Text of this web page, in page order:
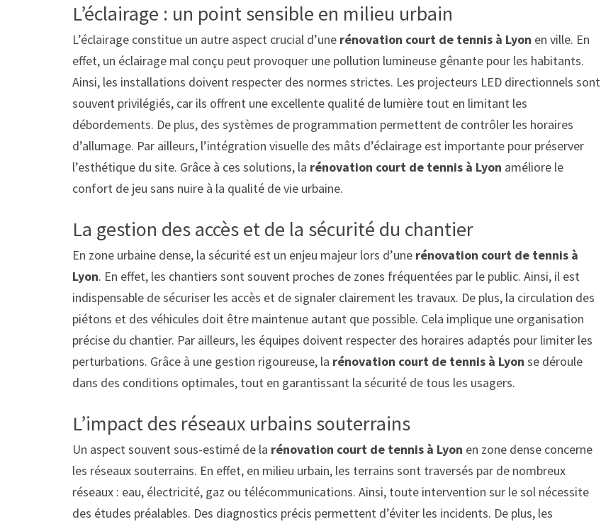
L’éclairage : un point sensible en milieu urbain
L’éclairage constitue un autre aspect crucial d’une rénovation court de tennis à Lyon en ville. En
effet, un éclairage mal conçu peut provoquer une pollution lumineuse gênante pour les habitants.
Ainsi, les installations doivent respecter des normes strictes. Les projecteurs LED directionnels sont
souvent privilégiés, car ils offrent une excellente qualité de lumière tout en limitant les
débordements. De plus, des systèmes de programmation permettent de contrôler les horaires
d’allumage. Par ailleurs, l’intégration visuelle des mâts d’éclairage est importante pour préserver
l’esthétique du site. Grâce à ces solutions, la rénovation court de tennis à Lyon améliore le
confort de jeu sans nuire à la qualité de vie urbaine.
La gestion des accès et de la sécurité du chantier
En zone urbaine dense, la sécurité est un enjeu majeur lors d’une rénovation court de tennis à
Lyon. En effet, les chantiers sont souvent proches de zones fréquentées par le public. Ainsi, il est
indispensable de sécuriser les accès et de signaler clairement les travaux. De plus, la circulation des
piétons et des véhicules doit être maintenue autant que possible. Cela implique une organisation
précise du chantier. Par ailleurs, les équipes doivent respecter des horaires adaptés pour limiter les
perturbations. Grâce à une gestion rigoureuse, la rénovation court de tennis à Lyon se déroule
dans des conditions optimales, tout en garantissant la sécurité de tous les usagers.
L’impact des réseaux urbains souterrains
Un aspect souvent sous-estimé de la rénovation court de tennis à Lyon en zone dense concerne
les réseaux souterrains. En effet, en milieu urbain, les terrains sont traversés par de nombreux
réseaux : eau, électricité, gaz ou télécommunications. Ainsi, toute intervention sur le sol nécessite
des études préalables. Des diagnostics précis permettent d’éviter les incidents. De plus, les